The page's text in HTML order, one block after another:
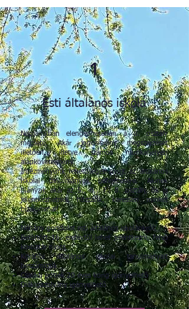
1
Esti általános iskola
Napjainkban elengedhetetlen a 8. osztály
megléte. Akár jogosítvány megszerzését
illetően, illetve számos munkahelyen
alapkövetelmény.
Intézményünk lehetőséget nyújt az általános
iskolai tanulmányok befejezésére. Akinek
hiányzik akár az 5., 6., 7., 8. osztály, ők is
jelentkezhetnek hozzánk, keressen minket
bizalommal!
Néhány gondolat esti általános iskolánkról:
Betöltött 16. életévtől lehet jelentkezni, felső
korhatár nincs
Korábbi általános iskolai tanulmányait
beszámítjuk
Családi pótlék 20 éves korig igényelhető
Diákigazolvány igényelhető